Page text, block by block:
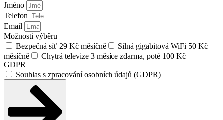
Jméno
Telefon
Email
Možnosti výběru
Bezpečná síť 29 Kč měsíčně
Silná gigabitová WiFi 50 Kč
měsíčně
Chytrá televize 3 měsíce zdarma, poté 100 Kč
GDPR
Souhlas s zpracování osobních údajů (GDPR)